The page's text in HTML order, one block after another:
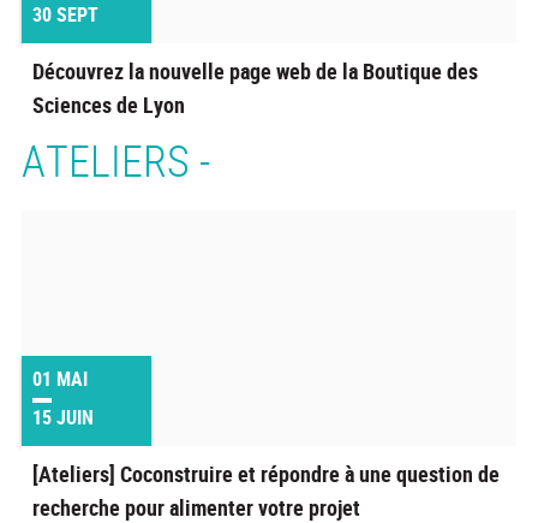
30SEPT
Découvrez la nouvelle page web de la Boutique des
Sciences de Lyon
ATELIERS -
01 MAI
15JUIN
[Ateliers] Coconstruire et répondre à une question de
recherche pour alimenter votre projet